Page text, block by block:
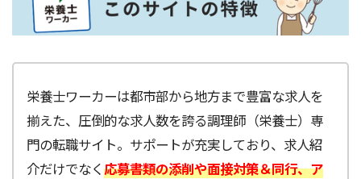
栄養士ワーカーは都市部から地方まで豊富な求人を
揃えた、圧倒的な求人数を誇る調理師（栄養士）専
門の転職サイト。サポートが充実しており、求人紹
介だけでなく応募書類の添削や面接対策＆同行、ア